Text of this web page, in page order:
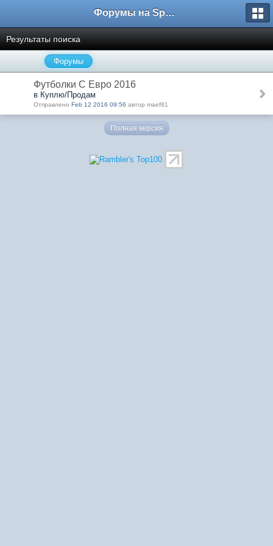
Форумы на Sportbox.ru
Результаты поиска
Форумы
Футболки С Евро 2016
в Куплю/Продам
Отправлено Feb 12 2016 09:56 автор maef81
Полная версия